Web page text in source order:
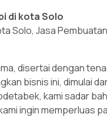
di kota Solo
Solo, Jasa
disertai dengan
bisnis ini, dimulai
kami sadar
ingin memperluas